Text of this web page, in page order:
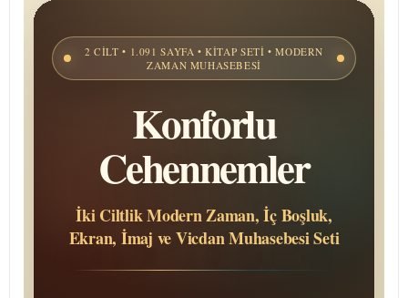
2 CILT • 1.091 SAYFA • KITAP SETI • MODERN
ZAMAN MUHASEBESI
Konforlu
Cehennemler
İki Ciltlik Modern Zaman, İç Boşluk,
Ekran, İmaj ve Vicdan Muhasebesi Seti